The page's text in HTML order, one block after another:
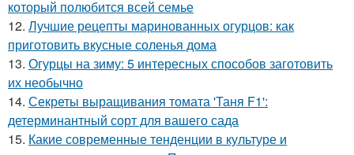
который полюбится всей семье
12. Лучшие рецепты маринованных огурцов: как
приготовить вкусные соленья дома
13. Огурцы на зиму: 5 интересных способов заготовить
их необычно
14. Секреты выращивания томата 'Таня F1':
детерминантный сорт для вашего сада
15. Какие современные тенденции в культуре и